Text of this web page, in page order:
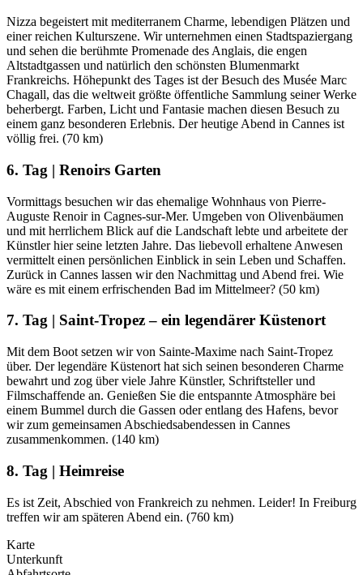
Nizza begeistert mit mediterranem Charme, lebendigen Plätzen und
einer reichen Kulturszene. Wir unternehmen einen Stadtspaziergang
und sehen die berühmte Promenade des Anglais, die engen
Altstadtgassen und natürlich den schönsten Blumenmarkt
Frankreichs. Höhepunkt des Tages ist der Besuch des Musée Marc
Chagall, das die weltweit größte öffentliche Sammlung seiner Werke
beherbergt. Farben, Licht und Fantasie machen diesen Besuch zu
einem ganz besonderen Erlebnis. Der heutige Abend in Cannes ist
völlig frei. (70 km)
6. Tag | Renoirs Garten
Vormittags besuchen wir das ehemalige Wohnhaus von Pierre-
Auguste Renoir in Cagnes-sur-Mer. Umgeben von Olivenbäumen
und mit herrlichem Blick auf die Landschaft lebte und arbeitete der
Künstler hier seine letzten Jahre. Das liebevoll erhaltene Anwesen
vermittelt einen persönlichen Einblick in sein Leben und Schaffen.
Zurück in Cannes lassen wir den Nachmittag und Abend frei. Wie
wäre es mit einem erfrischenden Bad im Mittelmeer? (50 km)
7. Tag | Saint-Tropez – ein legendärer Küstenort
Mit dem Boot setzen wir von Sainte-Maxime nach Saint-Tropez
über. Der legendäre Küstenort hat sich seinen besonderen Charme
bewahrt und zog über viele Jahre Künstler, Schriftsteller und
Filmschaffende an. Genießen Sie die entspannte Atmosphäre bei
einem Bummel durch die Gassen oder entlang des Hafens, bevor
wir zum gemeinsamen Abschiedsabendessen in Cannes
zusammenkommen. (140 km)
8. Tag | Heimreise
Es ist Zeit, Abschied von Frankreich zu nehmen. Leider! In Freiburg
treffen wir am späteren Abend ein. (760 km)
Karte
Unterkunft